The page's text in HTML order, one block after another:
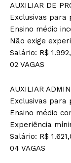
AUXILIAR DE
Exclusivas para
Ensino médio
Não exige
Salário: R$
02 VAGAS
AUXILIAR
Exclusivas para
Ensino médio
Experiência
Salário: R$
04 VAGAS